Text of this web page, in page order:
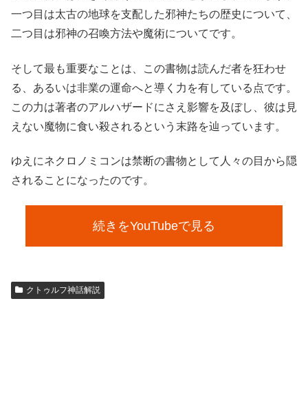
一つ目は太古の地球を支配した邪神たちの歴史について、
二つ目は邪神の召喚方法や魔術についてです。
そして最も重要なことは、この書物は読んだ者を狂わせ
る、あるいは非業の運命へと導く力を有している点です。
この力は著者のアルハザードにさえ影響を及ぼし、彼は見
えない魔物に食い殺されるという末路を辿っています。
ゆえにネクロノミコンは禁断の書物として人々の目から隠
されることになったのです。
続きをYouTubeで見る
クトゥルフ神話解説